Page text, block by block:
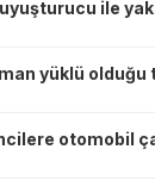
ile
yüklü olduğu
otomobil